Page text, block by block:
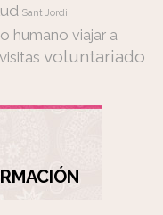
Sant Jordi
humano viajar a
visitas voluntariado